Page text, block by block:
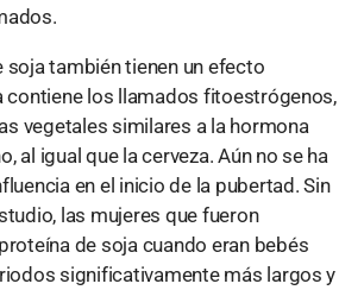
también tienen un efecto
contiene los llamados fitoestrógenos,
vegetales similares a la hormona
al igual que la cerveza. Aún no se ha
en el inicio de la pubertad. Sin
las mujeres que fueron
de soja cuando eran bebés
significativamente más largos y